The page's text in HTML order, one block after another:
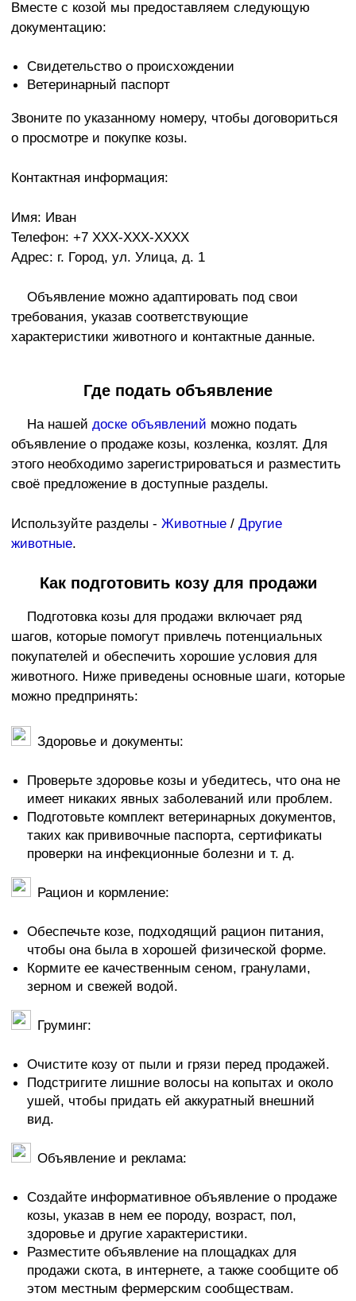
Вместе с козой мы предоставляем следующую
документацию:
Свидетельство о происхождении
Ветеринарный паспорт
Звоните по указанному номеру, чтобы договориться
о просмотре и покупке козы.
Контактная информация:
Имя: Иван
Телефон: +7 XXX-XXX-XXXX
Адрес: г. Город, ул. Улица, д. 1
Объявление можно адаптировать под свои
требования, указав соответствующие
характеристики животного и контактные данные.
Где подать объявление
На нашей доске объявлений можно подать
объявление о продаже козы, козленка, козлят. Для
этого необходимо зарегистрироваться и разместить
своё предложение в доступные разделы.
Используйте разделы - Животные / Другие
животные.
Как подготовить козу для продажи
Подготовка козы для продажи включает ряд
шагов, которые помогут привлечь потенциальных
покупателей и обеспечить хорошие условия для
животного. Ниже приведены основные шаги, которые
можно предпринять:
Здоровье и документы:
Проверьте здоровье козы и убедитесь, что она не
имеет никаких явных заболеваний или проблем.
Подготовьте комплект ветеринарных документов,
таких как прививочные паспорта, сертификаты
проверки на инфекционные болезни и т. д.
Рацион и кормление:
Обеспечьте козе, подходящий рацион питания,
чтобы она была в хорошей физической форме.
Кормите ее качественным сеном, гранулами,
зерном и свежей водой.
Груминг:
Очистите козу от пыли и грязи перед продажей.
Подстригите лишние волосы на копытах и около
ушей, чтобы придать ей аккуратный внешний
вид.
Объявление и реклама:
Создайте информативное объявление о продаже
козы, указав в нем ее породу, возраст, пол,
здоровье и другие характеристики.
Разместите объявление на площадках для
продажи скота, в интернете, а также сообщите об
этом местным фермерским сообществам.